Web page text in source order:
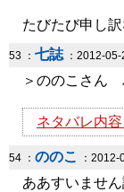
たびたび申し
53 ： 七誌：2012-05-
＞ののこさん
ネタバレ内
54 ： ののこ ：
ああすいませ